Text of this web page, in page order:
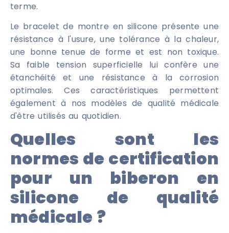
terme.
Le bracelet de montre en silicone présente une
résistance à l'usure, une tolérance à la chaleur,
une bonne tenue de forme et est non toxique.
Sa faible tension superficielle lui confère une
étanchéité et une résistance à la corrosion
optimales. Ces caractéristiques permettent
également à nos modèles de qualité médicale
d'être utilisés au quotidien.
Quelles sont les
normes de certification
pour un biberon en
silicone de qualité
médicale ?